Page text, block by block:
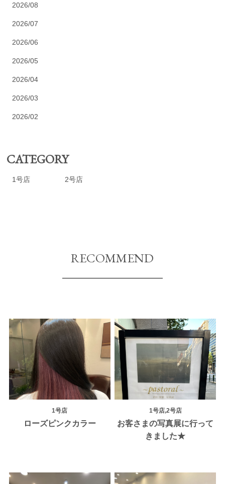
2026/08
2026/07
2026/06
2026/05
2026/04
2026/03
2026/02
CATEGORY
1号店 2号店
RECOMMEND
1号店
ローズピンクカラー
1号店,2号店
お客さまの写真展に行って
きました★